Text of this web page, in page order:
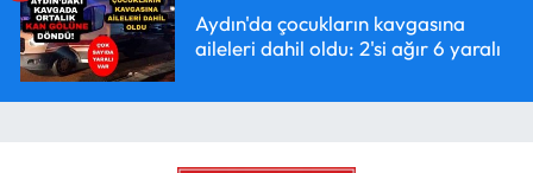
Aydın'da çocukların kavgasına
aileleri dahil oldu: 2'si ağır 6 yaralı